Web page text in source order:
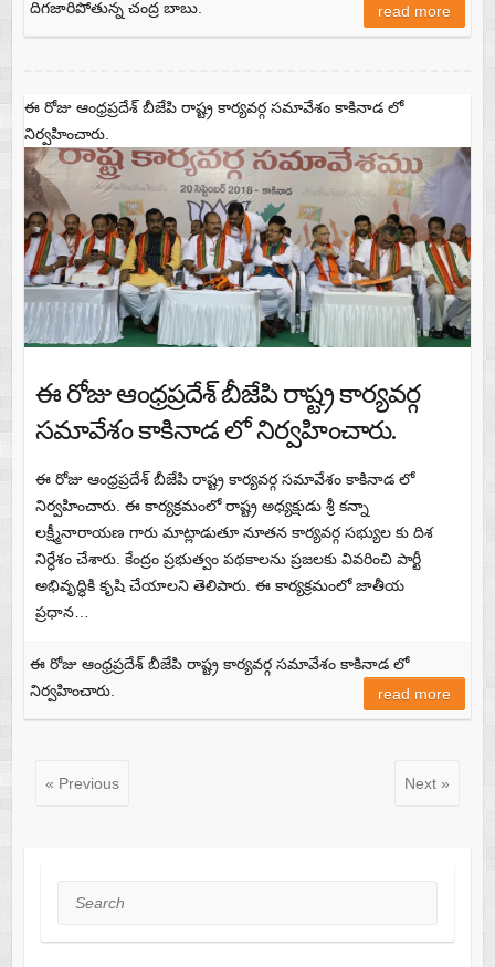
దిగజారిపోతున్న చంద్ర బాబు. read more
ఈ రోజు ఆంధ్రప్రదేశ్ బీజేపి రాష్ట్ర కార్యవర్గ సమావేశం కాకినాడ లో
నిర్వహించారు.
ఈ రోజు ఆంధ్రప్రదేశ్ బీజేపి రాష్ట్ర కార్యవర్గ
సమావేశం కాకినాడ లో నిర్వహించారు.
ఈ రోజు ఆంధ్రప్రదేశ్ బీజేపి రాష్ట్ర కార్యవర్గ సమావేశం కాకినాడ లో
నిర్వహించారు. ఈ కార్యక్రమంలో రాష్ట్ర అధ్యక్షుడు శ్రీ కన్నా
లక్ష్మీనారాయణ గారు మాట్లాడుతూ నూతన కార్యవర్గ సభ్యుల కు దిశ
నిర్ధేశం చేశారు. కేంద్రం ప్రభుత్వం పథకాలను ప్రజలకు వివరించి పార్టీ
అభివృద్ధికి కృషి చేయాలని తెలిపారు. ఈ కార్యక్రమంలో జాతీయ
ప్రధాన…
ఈ రోజు ఆంధ్రప్రదేశ్ బీజేపి రాష్ట్ర కార్యవర్గ సమావేశం కాకినాడ లో
నిర్వహించారు.
read more
« Previous Next »
Search